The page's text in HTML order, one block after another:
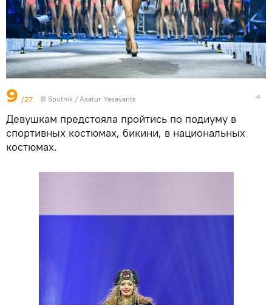
9 /27 © Sputnik / Asatur Yesayants
Девушкам предстояла пройтись по подиуму в
спортивных костюмах, бикини, в национальных
костюмах.